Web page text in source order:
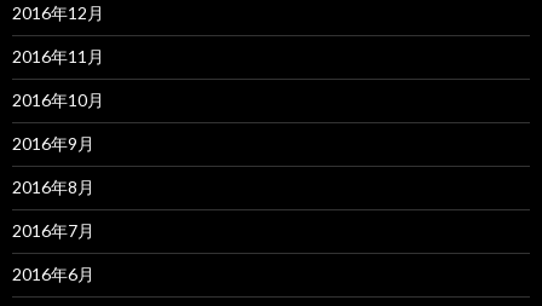
2016年12月
2016年11月
2016年10月
2016年9月
2016年8月
2016年7月
2016年6月